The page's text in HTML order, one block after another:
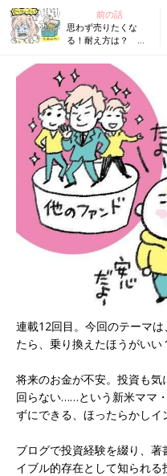
前の話
思わず売りたくな
る！耐え方は？ ほ
聞く
連載12回目。今回のテーマ
たら、乗り換えたほうがいい
将来のお金が不安。投資も
回らない……という新米ママ
ずにできる、ほったらかしイ
ブログで投資経験を綴り、
イブル的存在として知られ